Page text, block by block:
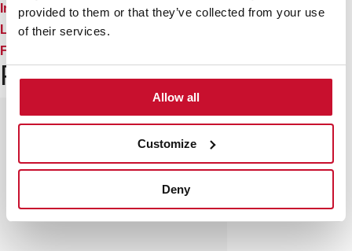
provided to them or that they’ve collected from your use
of their services.
Allow all
Customize
Deny
Images haute résolution
Label énergétique
Fiche produit UE
Produits associés